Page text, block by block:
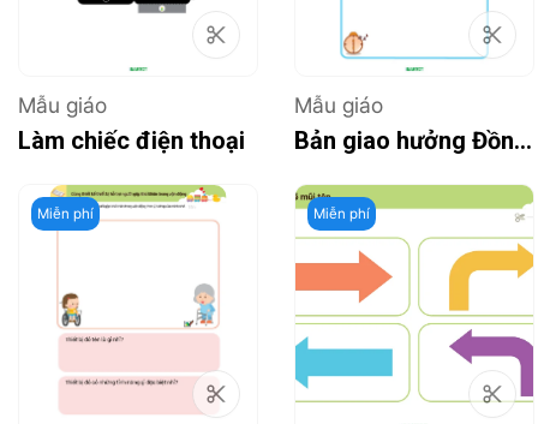
Mẫu giáo
Làm chiếc điện thoại
Mẫu giáo
Bản giao hưởng Đồng hồ
Miễn phí Miễn phí